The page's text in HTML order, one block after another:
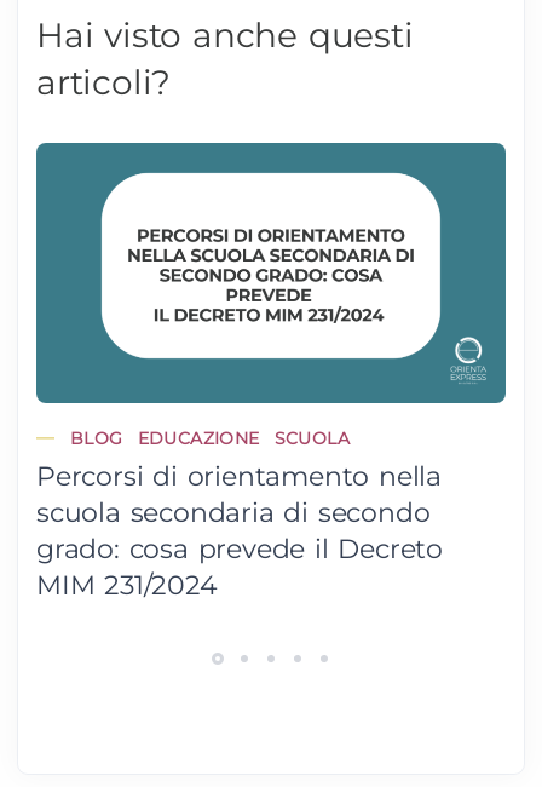
Hai visto anche questi
articoli?
BLOG EDUCAZIONE SCUOLA
Percorsi di orientamento nella
scuola secondaria di secondo
grado: cosa prevede il Decreto
MIM 231/2024